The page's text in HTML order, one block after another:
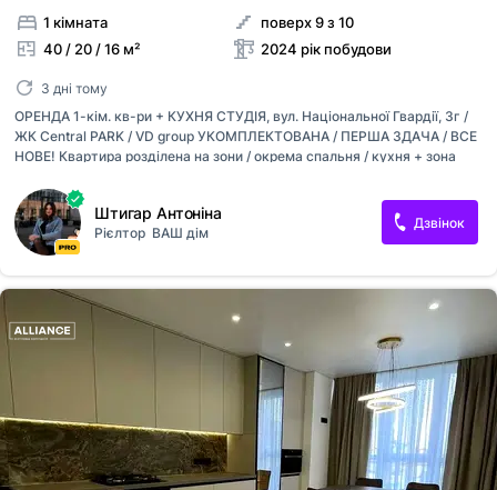
1 кімната
40 / 20 / 16 м²
поверх 9 з 10
2024 рік побудови
3 дні тому
ОРЕНДА 1-кім. кв-ри + КУХНЯ СТУДІЯ, вул. Національної Гвардії, 3г /
ЖК Central PARK / VD group УКОМПЛЕКТОВАНА / ПЕРША ЗДАЧА / ВСЕ
НОВЕ! Квартира розділена на зони / окрема спальня / кухня + зона
(телевізор 2 шт., кондиціонер, посудомийна машина, холодильник та
морозильна камера, пральна машина, варильна плита, мікрохвильова
піч, духовка, витяжка, роутер). МЕБЛІ (двоспальне ліжко з матрацом,
велика шафа, диван розкладний, дзеркала, стільці, стіл кухонний,
кухня, штори, тюлі). Індивідуальне опалення, підігрів підлоги,
панорамні вікна, ліфт. Підземний паркінг МОЖНА орендувати! Зручна
інфраструктура, магазини та супермаркети, кав'яр...
Штигар Антоніна
Рієлтор ВАШ дім
Дзвінок